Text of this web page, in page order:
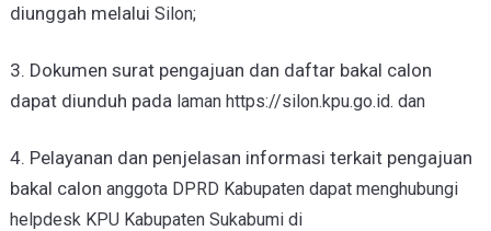
diunggah melalui Silon;
3. Dokumen surat pengajuan dan daftar bakal calon
dapat diunduh pada laman https://silon.kpu.go.id. dan
4. Pelayanan dan penjelasan informasi terkait pengajuan
bakal calon anggota DPRD Kabupaten dapat menghubungi
helpdesk KPU Kabupaten Sukabumi di